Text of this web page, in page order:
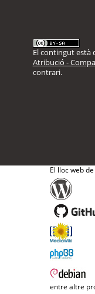
El contingut està
Atribució -
contrari.
El lloc web
entre altre